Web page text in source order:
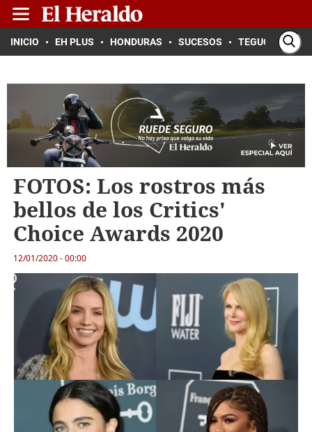
INICIO EH PLUS HONDURAS SUCESOS TEGUCIGALPA
FOTOS: Los rostros más
bellos de los Critics'
Choice Awards 2020
12/01/2020 - 00:00